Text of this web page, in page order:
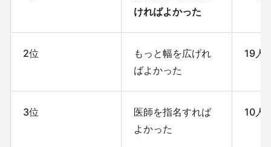
ければよかった
2位
もっと幅を広げれ
ばよかった
19人
3位
医師を指名すれば
よかった
10人